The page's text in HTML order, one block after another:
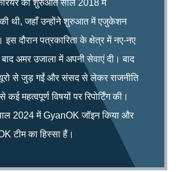
की शुरुआत साल 2018 में
थी, जहाँ उन्होंने शुरुआत में एजुकेशन
दौरान पत्रकारिता के क्षेत्र में नए-नए
अमर उजाला में अपनी सेवाएं दी। बाद
से जुड़ गईं और संसद से लेकर राजनीति
महत्वपूर्ण विषयों पर रिपोर्टिंग की।
2024 में GyanOK जॉइन किया और
टीम का हिस्सा हैं।